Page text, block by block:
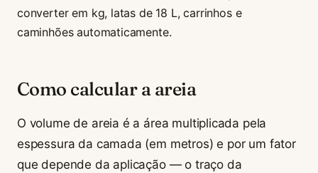
converter em kg, latas de 18 L, carrinhos e
caminhões automaticamente.
Como calcular a areia
O volume de areia é a área multiplicada pela
espessura da camada (em metros) e por um fator
que depende da aplicação — o traço da